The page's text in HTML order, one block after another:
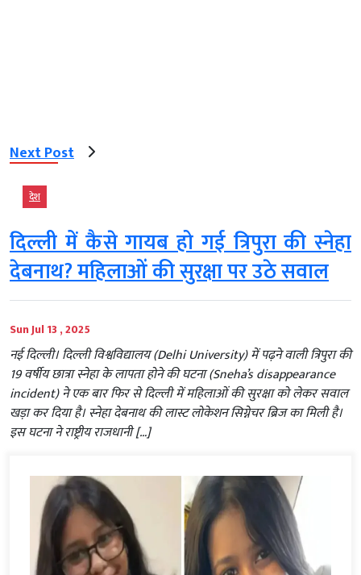
Next Post
देश
दिल्ली में कैसे गायब हो गई त्रिपुरा की स्नेहा
देबनाथ? महिलाओं की सुरक्षा पर उठे सवाल
Sun Jul 13 , 2025
नई दिल्ली। दिल्ली विश्वविद्यालय (Delhi University) में पढ़ने वाली त्रिपुरा की
19 वर्षीय छात्रा स्नेहा के लापता होने की घटना (Sneha’s disappearance
incident) ने एक बार फिर से दिल्ली में महिलाओं की सुरक्षा को लेकर सवाल
खड़ा कर दिया है। स्नेहा देबनाथ की लास्ट लोकेशन सिग्नेचर ब्रिज का मिली है।
इस घटना ने राष्ट्रीय राजधानी […]